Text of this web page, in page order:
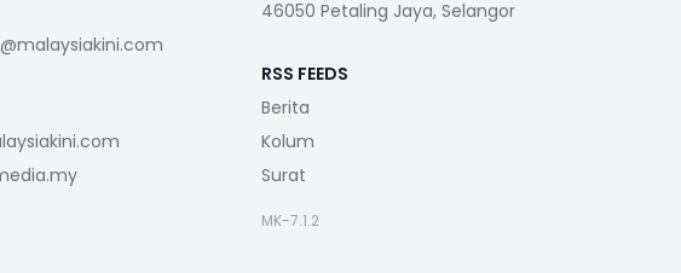
46050 Petaling Jaya, Selangor
RSS FEEDS
Berita
Kolum
Surat
MK-7.1.2